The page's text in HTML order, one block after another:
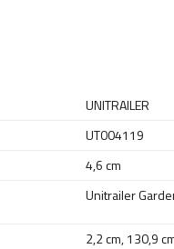
UNITRAILER
UT004119
4,6 cm
Unitrailer
2,2 cm,130,9